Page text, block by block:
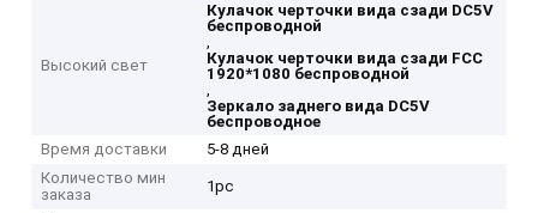
Высокий свет
Кулачок черточки вида сзади DC5V
беспроводной
,
Кулачок черточки вида сзади FCC
1920*1080 беспроводной
,
Зеркало заднего вида DC5V
беспроводное
Время доставки
5-8 дней
Количество мин
заказа
1pc